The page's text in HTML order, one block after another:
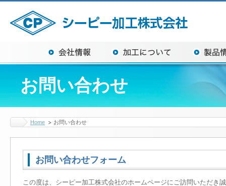
お問い合わせ
Home お問い合わせ
お問い合わせフォーム
この度は、シーピー加工株式会社のホームページにご訪問いただき